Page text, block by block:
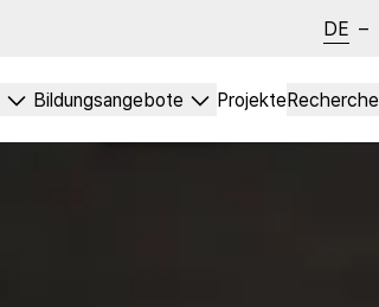
DE –
Bildungsangebote ProjekteRecherche